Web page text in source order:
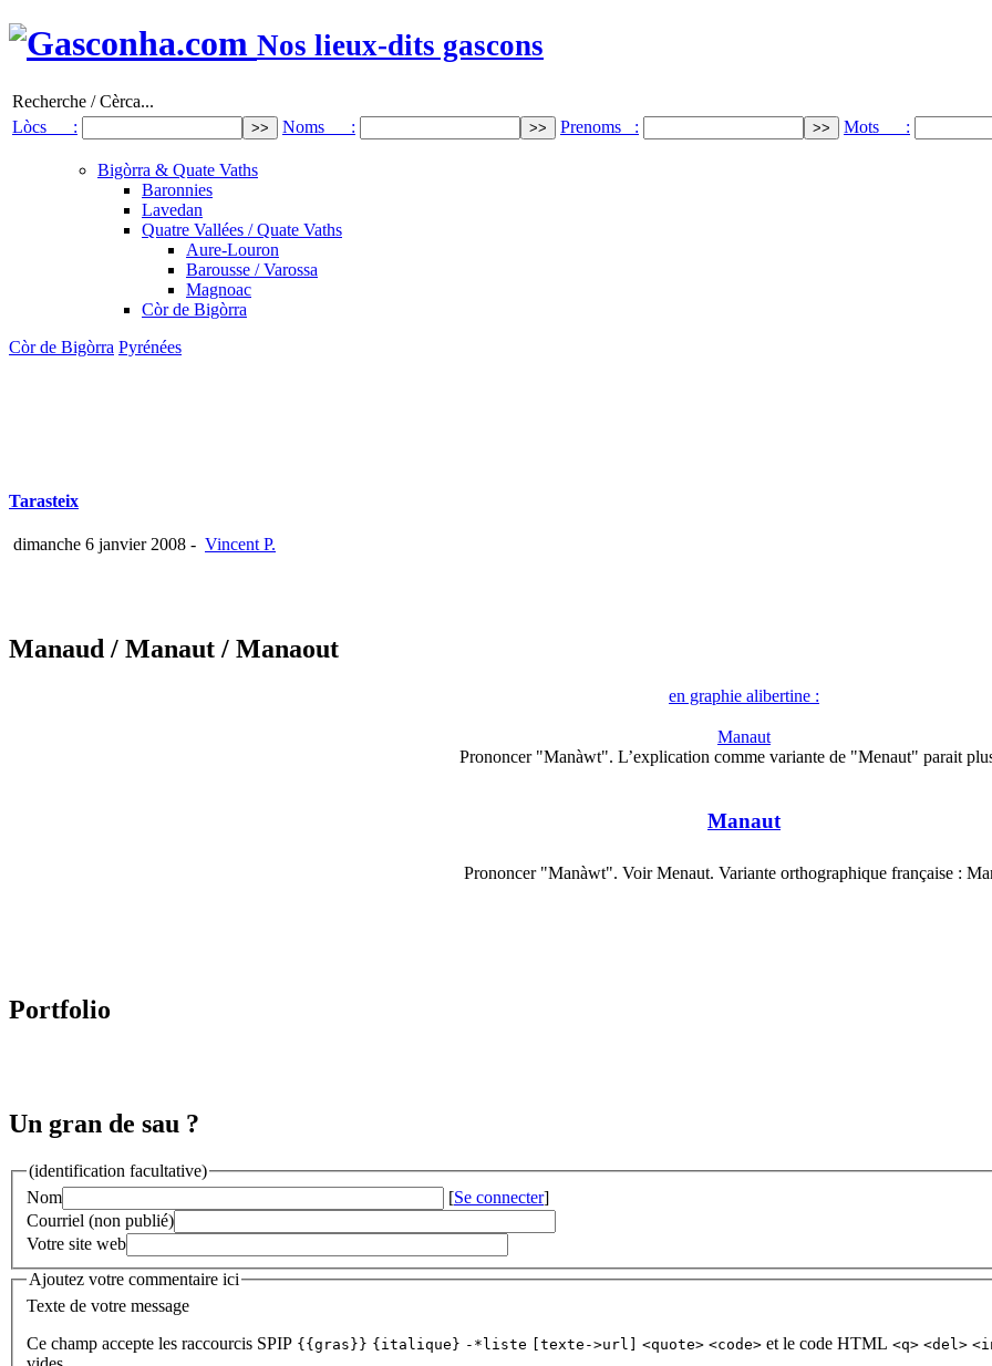
Nos lieux-dits gascons
Recherche / Cèrca...
Lòcs :
Noms : Prenoms : Mots :
Bigòrra & Quate Vaths
Baronnies
Lavedan
Quatre Vallées / Quate Vaths
Aure-Louron
Barousse / Varossa
Magnoac
Còr de Bigòrra
Còr de Bigòrra Pyrénées
Tarasteix
dimanche 6 janvier 2008 - Vincent P.
Manaud / Manaut / Manaout
en graphie alibertine :
Manaut
Prononcer "Manàwt". L’explication comme variante de "Menaut" parait
Manaut
Prononcer "Manàwt". Voir Menaut. Variante orthographique française :
Portfolio
Un gran de sau ?
(identification facultative)
Nom
[Se connecter]
Courriel (non publié)
Votre site web
Ajoutez votre commentaire ici
Texte de votre message
Ce champ accepte les raccourcis SPIP {{gras}} {italique} -*liste [texte->url] <quote> <code> et le code HTML <q> <del>